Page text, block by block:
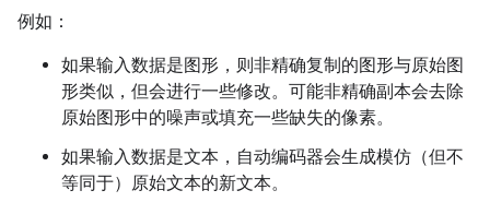
例如：
如果输入数据是图形，则非精确复制的图形与原始图
形类似，但会进行一些修改。可能非精确副本会去除
原始图形中的噪声或填充一些缺失的像素。
如果输入数据是文本，自动编码器会生成模仿（但不
等同于）原始文本的新文本。